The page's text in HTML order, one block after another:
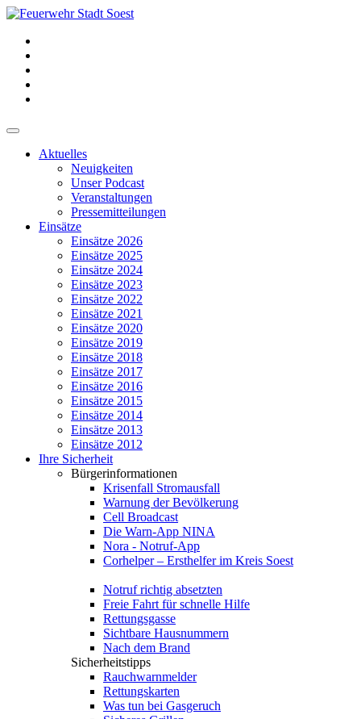
Aktuelles
Neuigkeiten
Unser Podcast
Veranstaltungen
Pressemitteilungen
Einsätze
Einsätze 2026
Einsätze 2025
Einsätze 2024
Einsätze 2023
Einsätze 2022
Einsätze 2021
Einsätze 2020
Einsätze 2019
Einsätze 2018
Einsätze 2017
Einsätze 2016
Einsätze 2015
Einsätze 2014
Einsätze 2013
Einsätze 2012
Ihre Sicherheit
Bürgerinformationen
Krisenfall Stromausfall
Warnung der Bevölkerung
Cell Broadcast
Die Warn-App NINA
Nora - Notruf-App
Corhelper – Ersthelfer im Kreis Soest
Notruf richtig absetzten
Freie Fahrt für schnelle Hilfe
Rettungsgasse
Sichtbare Hausnummern
Nach dem Brand
Sicherheitstipps
Rauchwarnmelder
Rettungskarten
Was tun bei Gasgeruch